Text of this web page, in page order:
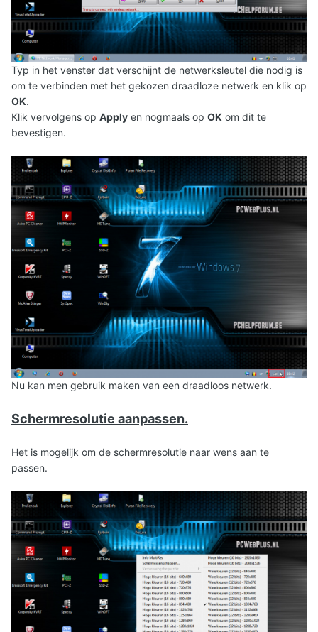
Typ in het venster dat verschijnt de netwerksleutel die nodig is
om te verbinden met het gekozen draadloze netwerk en klik op
OK.
Klik vervolgens op Apply en nogmaals op OK om dit te
bevestigen.
Nu kan men gebruik maken van een draadloos netwerk.
Schermresolutie aanpassen.
Het is mogelijk om de schermresolutie naar wens aan te
passen.